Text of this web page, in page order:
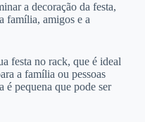
a decoração da festa,
família, amigos e a
festa no rack, que é ideal
a família ou pessoas
é pequena que pode ser